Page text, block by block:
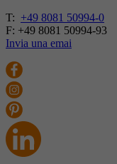
T: +49 8081 50994-0
F: +49 8081 50994-93
Invia una emai